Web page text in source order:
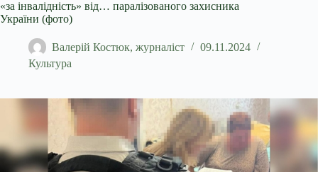
«за інвалідність» від… паралізованого захисника
України (фото)
Валерій Костюк, журналіст
09.11.2024
Культура